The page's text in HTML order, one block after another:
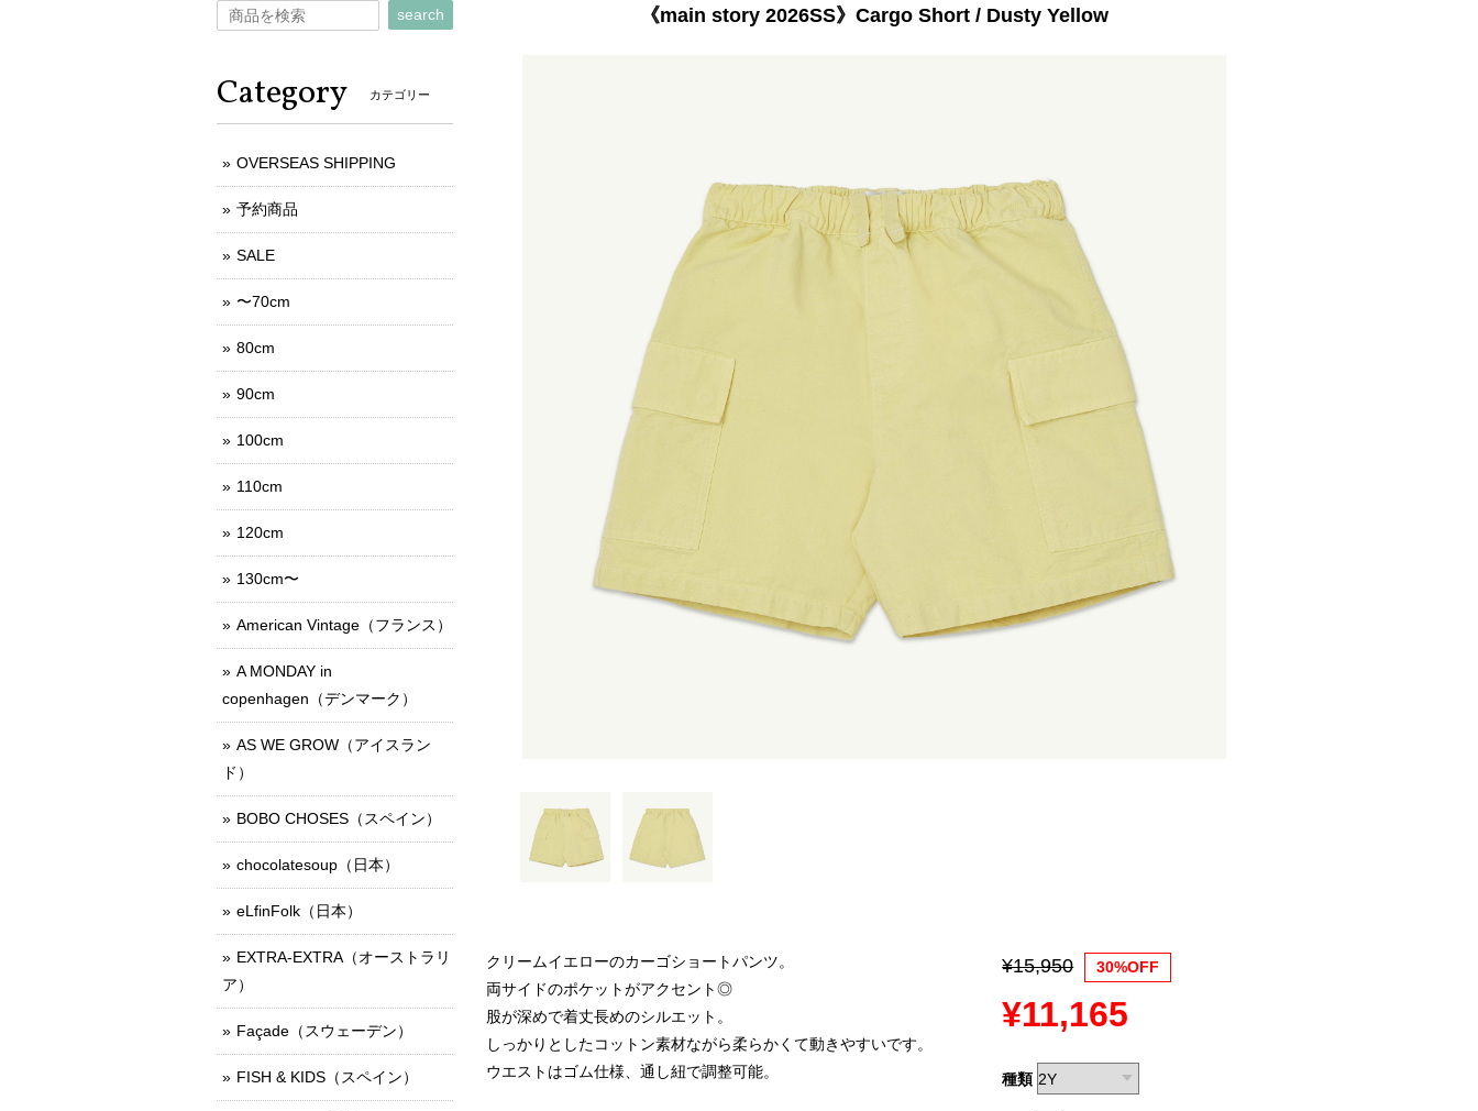
《main story 2026SS》Cargo Short / Dusty Yellow
クリームイエローのカーゴショートパンツ。
両サイドのポケットがアクセント◎
股が深めで着丈長めのシルエット。
しっかりとしたコットン素材ながら柔らかくて動きやすいです。
ウエストはゴム仕様、通し紐で調整可能。
¥15,950 30%OFF
¥11,165
種類
search
Category カテゴリー
OVERSEAS SHIPPING
予約商品
SALE
〜70cm
80cm
90cm
100cm
110cm
120cm
130cm〜
American Vintage（フランス）
A MONDAY in
copenhagen（デンマーク）
AS WE GROW（アイスラン
ド）
BOBO CHOSES（スペイン）
chocolatesoup（日本）
eLfinFolk（日本）
EXTRA-EXTRA（オーストラリ
ア）
Façade（スウェーデン）
FISH & KIDS（スペイン）